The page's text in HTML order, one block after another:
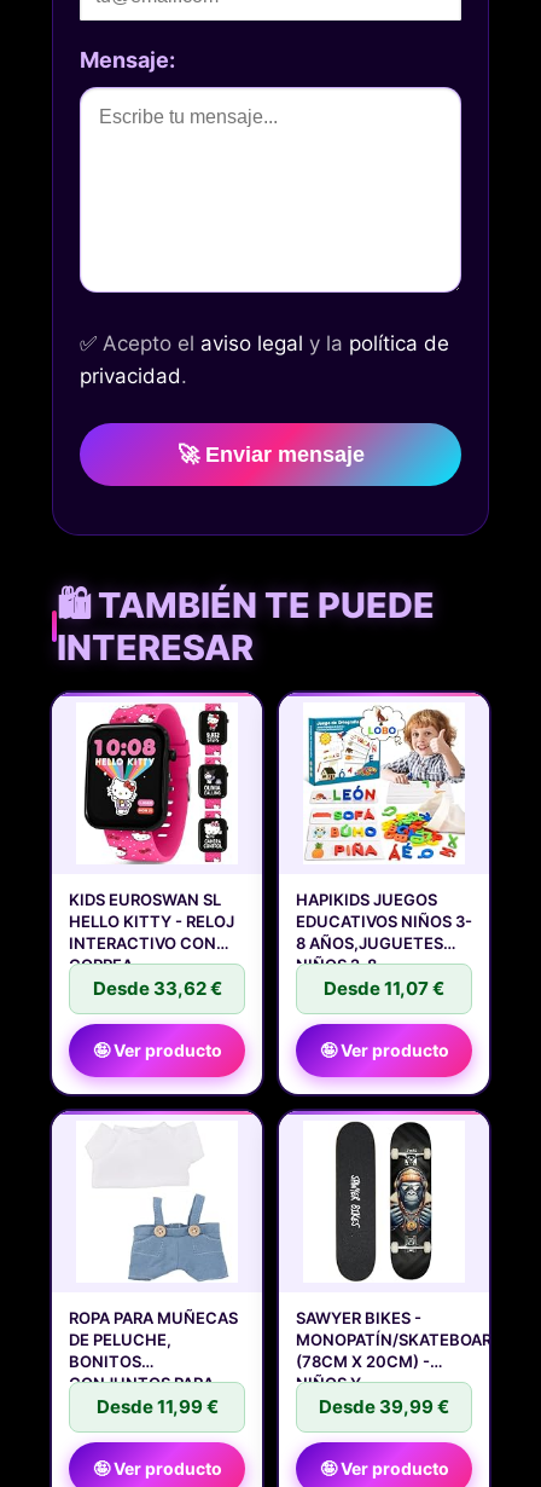
Mensaje:
✅ Acepto el aviso legal y la política de
privacidad.
🚀 Enviar mensaje
🛍️ TAMBIÉN TE PUEDE
INTERESAR
KIDS EUROSWAN SL
HELLO KITTY - RELOJ
INTERACTIVO CON
CORREA
Desde 33,62 €
🤪 Ver producto
HAPIKIDS JUEGOS
EDUCATIVOS NIÑOS 3-
8 AÑOS,JUGUETES
NIÑOS 2-8
Desde 11,07 €
🤪 Ver producto
ROPA PARA MUÑECAS
DE PELUCHE,
BONITOS
CONJUNTOS PARA
MUÑECAS DE
Desde 11,99 €
🤪 Ver producto
SAWYER BIKES -
MONOPATÍN/SKATEBOARD
(78CM X 20CM) -
NIÑOS Y
Desde 39,99 €
🤪 Ver producto